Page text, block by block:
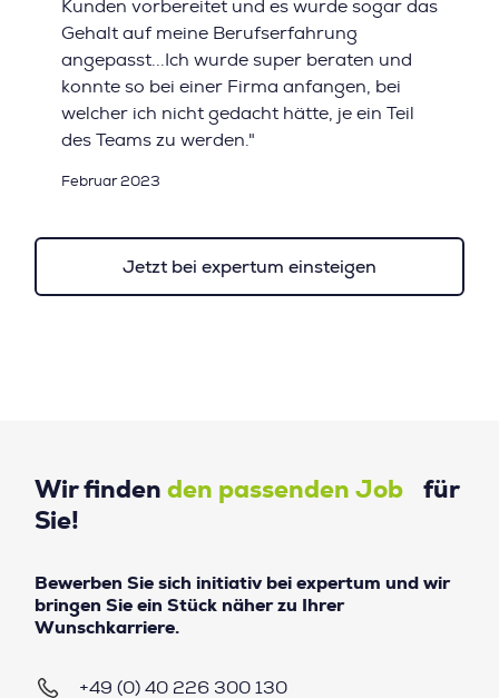
Kunden vorbereitet und es wurde sogar das
Gehalt auf meine Berufserfahrung
angepasst...Ich wurde super beraten und
konnte so bei einer Firma anfangen, bei
welcher ich nicht gedacht hätte, je ein Teil
des Teams zu werden."
Februar 2023
Jetzt bei expertum einsteigen
Wir finden den passenden Job für
Sie!
Bewerben Sie sich initiativ bei expertum und wir
bringen Sie ein Stück näher zu Ihrer
Wunschkarriere.
+49 (0) 40 226 300 130